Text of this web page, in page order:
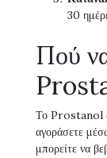
30
Πού
Το Prostanol
αγοράσετε
μπορείτε να